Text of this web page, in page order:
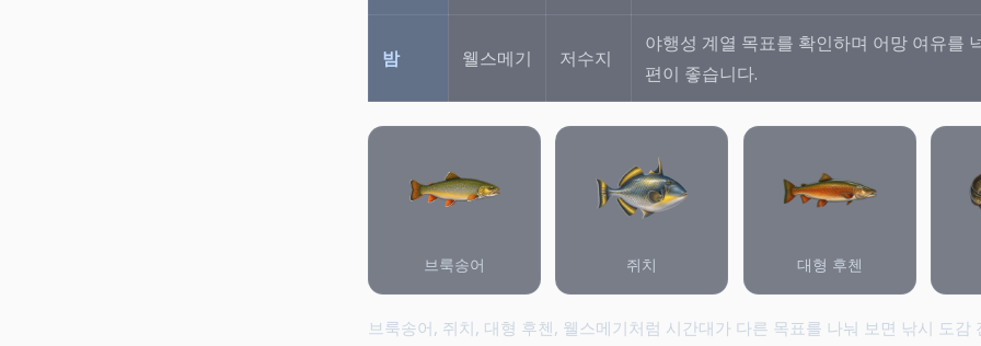
밤 웰스메기 저수지
야행성 계열 목표를 확인하며 어망 여유를
편이 좋습니다.
브룩송어 쥐치 대형 후첸
브룩송어, 쥐치, 대형 후첸, 웰스메기처럼 시간대가 다른 목표를 나눠 보면 낚시 도감